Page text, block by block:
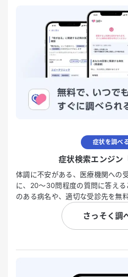
症状を調べ
症状検索エンジン
体調に不安がある、医療機関への
に、20〜30問程度の質問に答え
のある病名や、適切な受診先を無
さっそく調